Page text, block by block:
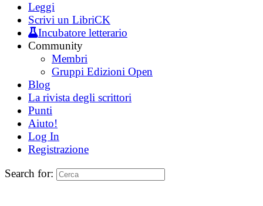
Leggi
Scrivi un LibriCK
Incubatore letterario
Community
Membri
Gruppi Edizioni Open
Blog
La rivista degli scrittori
Punti
Aiuto!
Log In
Registrazione
Search for: